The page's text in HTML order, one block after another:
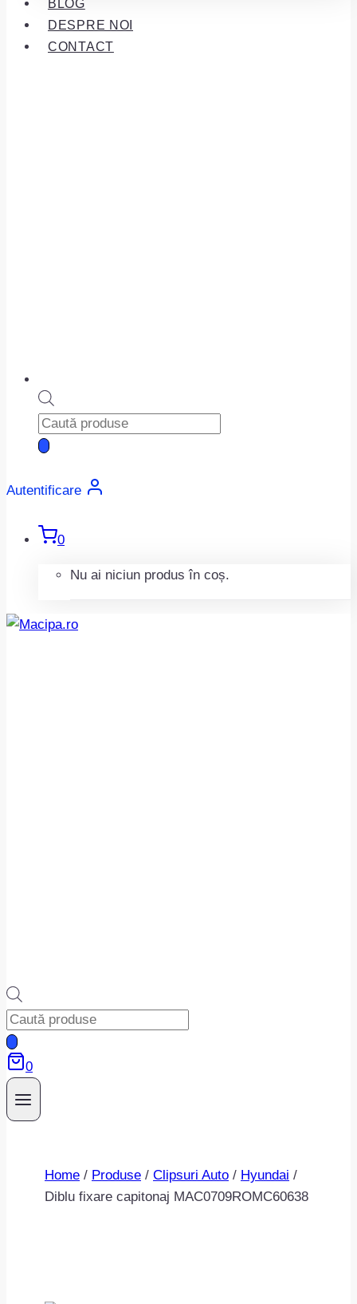
BLOG
DESPRE NOI
CONTACT
Products
search
Autentificare
0
Nu ai niciun produs în coș.
Products
search
0
Home / Produse / Clipsuri Auto / Hyundai /
Diblu fixare capitonaj MAC0709ROMC60638